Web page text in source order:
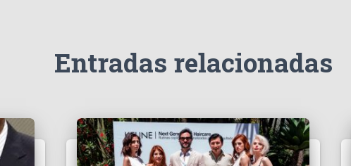
Entradas relacionadas